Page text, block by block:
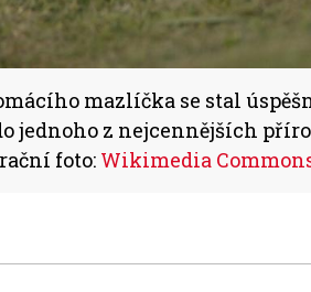
mazlíčka se stal
jednoho z nejcennějších
foto: Wikimedia